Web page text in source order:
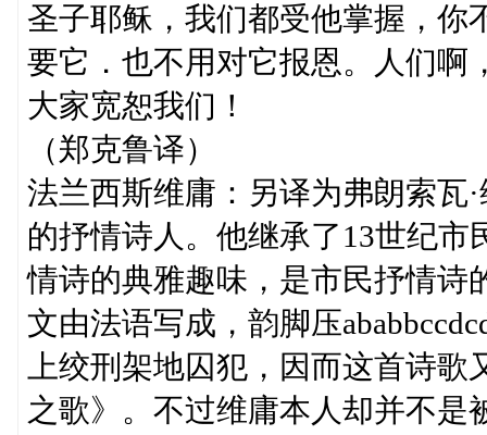
圣子耶稣，我们都受他掌握，你
要它．也不用对它报恩。人们啊
大家宽恕我们！
（郑克鲁译）
法兰西斯维庸：另译为弗朗索瓦
的抒情诗人。他继承了13世纪
情诗的典雅趣味，是市民抒情诗
文由法语写成，韵脚压
上绞刑架地囚犯，因而这首诗
之歌》。不过维庸本人却并不是